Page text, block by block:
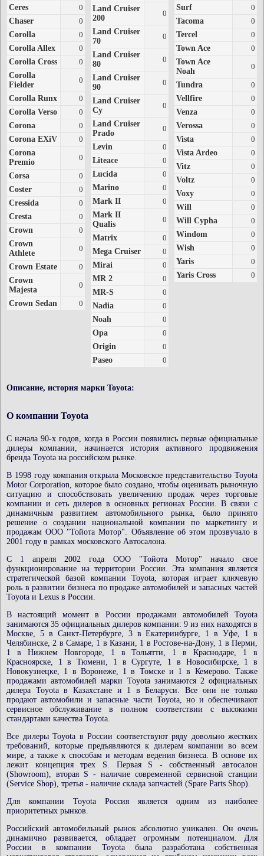
Ceres
0
Chaser
0
Corolla
0
Corolla Allex
0
Corolla Cross
0
Corolla
Fielder
0
Corolla Runx
0
Corolla Verso
0
Corona
0
Corona EXiV
0
Corona
Premio
0
Corsa
0
Coster
0
Cressida
0
Cresta
0
Crown
0
Crown
Athlete
0
Crown Estate
0
Crown
Majesta
0
Crown Sedan 0
Land Cruiser
200
0
Land Cruiser
70
0
Land Cruiser
80
0
Land Cruiser
90
0
Land Cruiser
Cy
0
Land Cruiser
Prado
0
Levin
0
Liteace
0
Lucida
0
Marino
0
Mark II
0
Mark II
Qualis
0
Matrix
0
Mega Cruiser
0
Mirai
0
MR 2
0
MR-S
0
Nadia
0
Noah
0
Opa
0
Origin
0
Paseo
0
Surf
0
Tacoma
0
Tercel
0
Town Ace
0
Town Ace
Noah
0
Tundra
0
Vellfire
0
Venza
0
Verossa
0
Vista
0
Vista Ardeo
0
Vitz
0
Voltz
0
Voxy
0
Will
0
Will Cypha
0
Windom
0
Wish
0
Yaris
0
Yaris Cross
0
Описание, история марки Toyota:
О компании Toyota
С начала 90-х годов, когда в России появились первые официальные
дилеры компании, начинается история активного продвижения
бренда Toyota на российском рынке.
В 1998 году компания открыла Московское представительство Toyota
Motor Corporation, которое было создано, чтобы оценивать рыночную
ситуацию и способствовать увеличению продаж через торговые
компании и сеть дилеров в основных регионах России. В связи с
динамичным развитием автомобильного рынка, было принято
решение о создании национальной компании по маркетингу и
продажам ООО "Тойота Мотор". Объявление об этом прозвучало в
2001 году в рамках московского Автосалона.
С 1 апреля 2002 года ООО "Тойота Мотор" начало свое
функционирование на территории России. Эта компания является
стратегической базой компании Toyota, которая играет ключевую
роль в развитии бизнеса по продаже автомобилей и запасных частей
Toyota и Lexus в России.
В настоящий момент в России продажами автомобилей Toyota
занимаются 35 официальных дилеров компании: 9 из них находятся в
Москве, 5 в Санкт-Петербурге, 3 в Екатеринбурге, 1 в Уфе, 1 в
Челябинске, 2 в Самаре, 1 в Казани, 1 в Ростове-на-Дону, 1 в Перми,
1 в Нижнем Новгороде, 1 в Тольятти, 1 в Краснодаре, 1 в
Красноярске, 1 в Тюмени, 1 в Сургуте, 1 в Новосибирске, 1 в
Новокузнецке, 1 в Воронеже, 1 в Томске и 1 в Кемерово. Также
продажами автомобилей марки Toyota занимаются 2 официальных
дилера Toyota в Казахстане и 1 в Беларуси. Все они не только
продают автомобили и запасные части Toyota, но и обеспечивают
сервисное обслуживание в полном соответствии с высокими
стандартами качества Toyota.
Все дилеры Toyota в России соответствуют ряду довольно жестких
требований, которые предъявляются к дилерам компании во всем
мире, а также к способам и методам ведения бизнеса. В основе их
лежит концепция трех S. Первая S - собственный автосалон
(Showroom), вторая S - наличие современной сервисной станции
(Service Shop), третья - наличие склада запчастей (Spare Parts Shop).
Для компании Toyota Россия является одним из наиболее
приоритетных рынков.
Российский автомобильный рынок абсолютно уникален. Он очень
динамично развивается, обладает огромным потенциалом. Для
России в компании Toyota была разработана собственная